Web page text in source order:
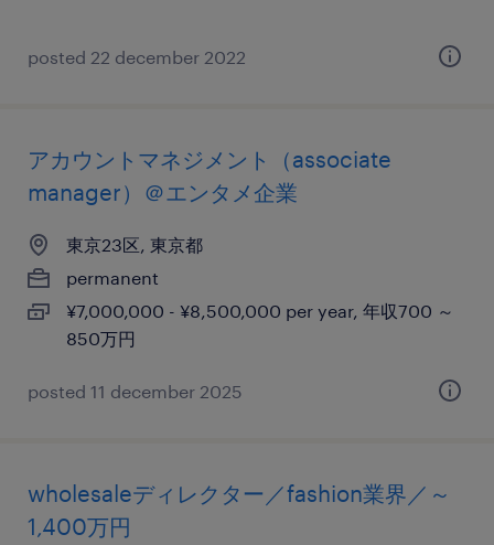
posted 22 december 2022
アカウントマネジメント（associate
manager）＠エンタメ企業
東京23区, 東京都
permanent
¥7,000,000 - ¥8,500,000 per year, 年収700 ～
850万円
posted 11 december 2025
wholesaleディレクター／fashion業界／～
1,400万円